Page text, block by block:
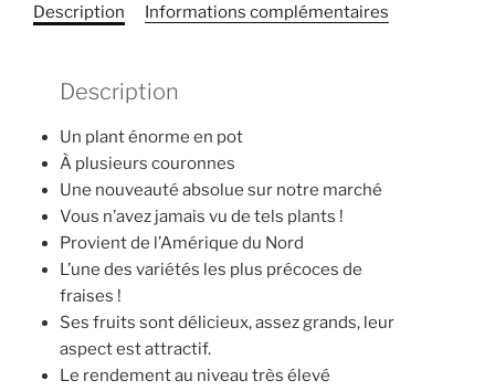
Description Informations complémentaires
Description
Un plant énorme en pot
À plusieurs couronnes
Une nouveauté absolue sur notre marché
Vous n’avez jamais vu de tels plants !
Provient de l’Amérique du Nord
L’une des variétés les plus précoces de
fraises !
Ses fruits sont délicieux, assez grands, leur
aspect est attractif.
Le rendement au niveau très élevé